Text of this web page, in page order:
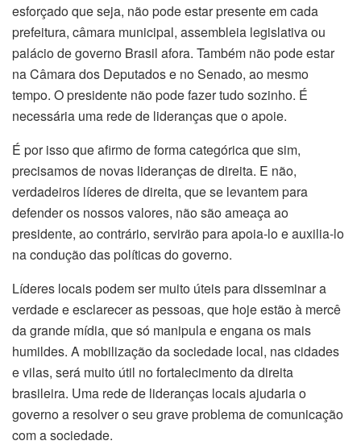
esforçado que seja, não pode estar presente em cada
prefeitura, câmara municipal, assembleia legislativa ou
palácio de governo Brasil afora. Também não pode estar
na Câmara dos Deputados e no Senado, ao mesmo
tempo. O presidente não pode fazer tudo sozinho. É
necessária uma rede de lideranças que o apoie.
É por isso que afirmo de forma categórica que sim,
precisamos de novas lideranças de direita. E não,
verdadeiros líderes de direita, que se levantem para
defender os nossos valores, não são ameaça ao
presidente, ao contrário, servirão para apoia-lo e auxilia-lo
na condução das políticas do governo.
Líderes locais podem ser muito úteis para disseminar a
verdade e esclarecer as pessoas, que hoje estão à mercê
da grande mídia, que só manipula e engana os mais
humildes. A mobilização da sociedade local, nas cidades
e vilas, será muito útil no fortalecimento da direita
brasileira. Uma rede de lideranças locais ajudaria o
governo a resolver o seu grave problema de comunicação
com a sociedade.